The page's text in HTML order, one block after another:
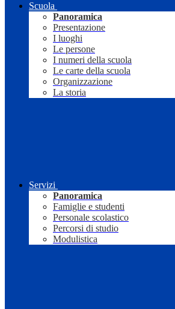
Scuola
Panoramica
Presentazione
I luoghi
Le persone
I numeri della scuola
Le carte della scuola
Organizzazione
La storia
Servizi
Panoramica
Famiglie e studenti
Personale scolastico
Percorsi di studio
Modulistica